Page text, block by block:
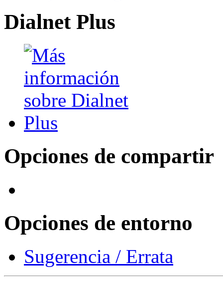
Dialnet Plus
Opciones de compartir
Opciones de entorno
Sugerencia / Errata